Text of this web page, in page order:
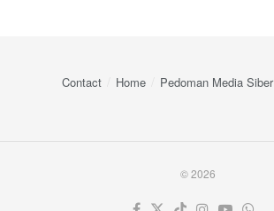
Contact Home Pedoman Media Siber
© 2026